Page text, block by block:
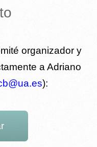
organizador y
a Adriano
):